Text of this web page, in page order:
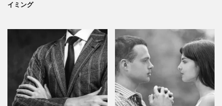
イミング